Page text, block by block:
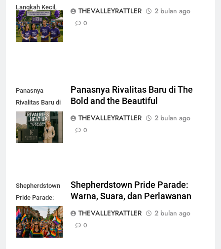
Langkah Kecil,
Perubahan
Besar
THEVALLEYRATTLER
2 bulan ago
0
Panasnya
Rivalitas Baru di
The Bold and the
Beautiful
Panasnya Rivalitas Baru di The
Bold and the Beautiful
THEVALLEYRATTLER
2 bulan ago
0
Shepherdstown
Pride Parade:
Warna, Suara,
dan Perlawanan
Shepherdstown Pride Parade:
Warna, Suara, dan Perlawanan
THEVALLEYRATTLER
2 bulan ago
0